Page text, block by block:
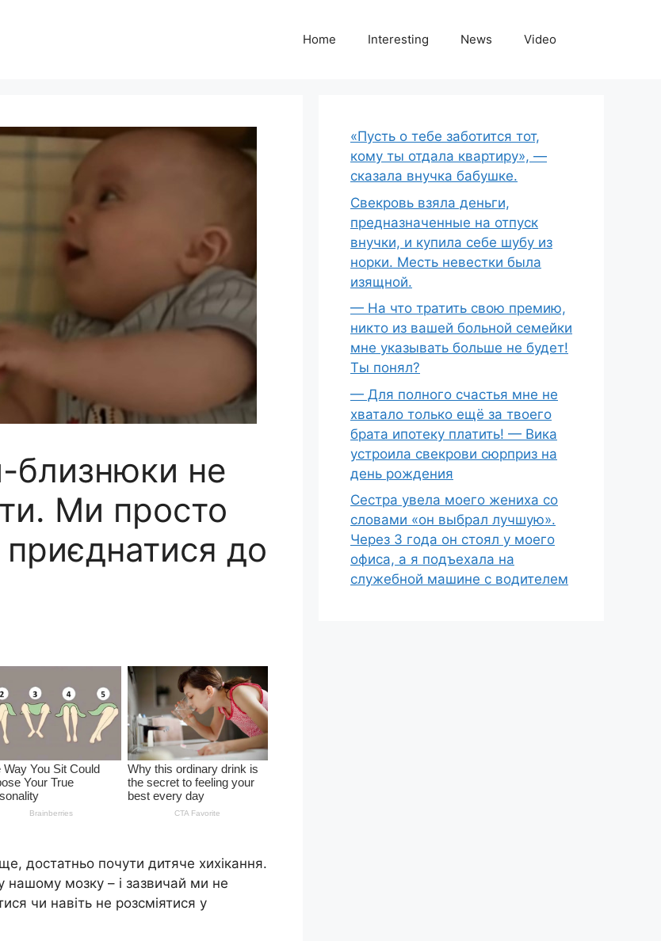
Home Interesting News Video
близнюки не
Ми просто
до
достатньо почути дитяче хихікання.
нашому мозку – і зазвичай ми не
чи навіть не розсміятися у
«Пусть о тебе заботится тот,
кому ты отдала квартиру», —
сказала внучка бабушке.
Свекровь взяла деньги,
предназначенные на отпуск
внучки, и купила себе шубу из
норки. Месть невестки была
изящной.
— На что тратить свою премию,
никто из вашей больной семейки
мне указывать больше не будет!
Ты понял?
— Для полного счастья мне не
хватало только ещё за твоего
брата ипотеку платить! — Вика
устроила свекрови сюрприз на
день рождения
Сестра увела моего жениха со
словами «он выбрал лучшую».
Через 3 года он стоял у моего
офиса, а я подъехала на
служебной машине с водителем